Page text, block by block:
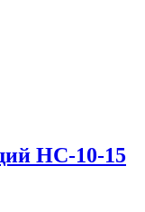
HC-10-15